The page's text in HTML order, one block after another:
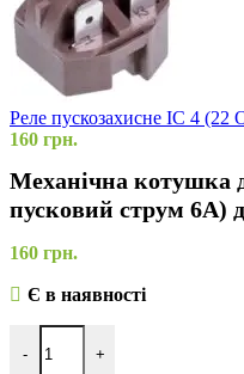
Реле пускозахисне IC 4 (22
160 грн.
Механічна котушка
пусковий струм 6A)
160 грн.
Є в наявності
- +